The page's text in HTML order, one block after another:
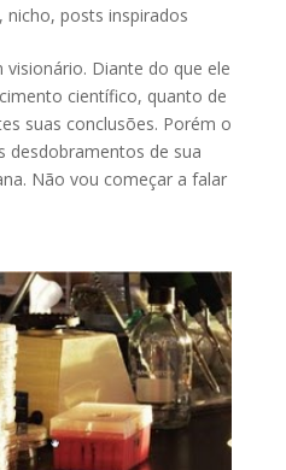
, nicho, posts inspirados
Diante do que ele
científico, quanto de
suas conclusões. Porém o
de sua
Não vou começar a falar